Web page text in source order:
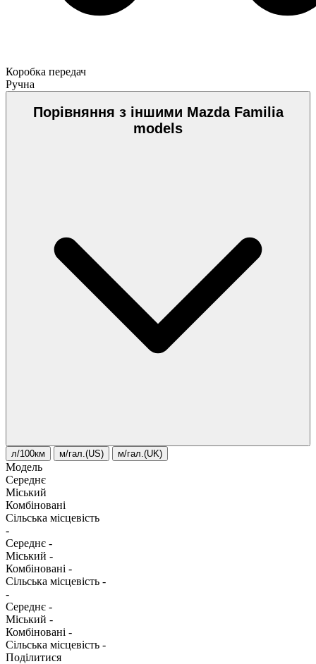
Коробка передач
Ручна
Порівняння з іншими Mazda Familia
models
л/100км м/гал.(US) м/гал.(UK)
Модель
Середнє
Міський
Комбіновані
Сільська місцевість
-
Середнє -
Міський -
Комбіновані -
Сільська місцевість -
-
Середнє -
Міський -
Комбіновані -
Сільська місцевість -
Поділитися